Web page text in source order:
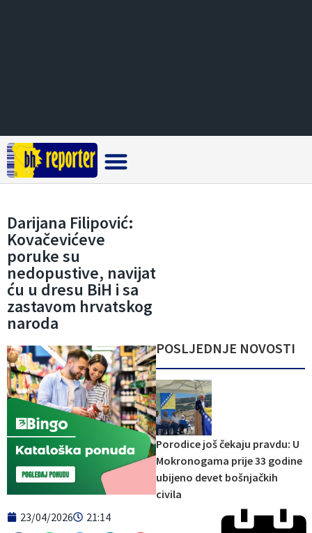
Darijana Filipović:
Kovačevićeve
poruke su
nedopustive, navijat
ću u dresu BiH i sa
zastavom hrvatskog
naroda
23/04/2026 21:14
POSLJEDNJE NOVOSTI
Porodice još čekaju pravdu: U
Mokronogama prije 33 godine
ubijeno devet bošnjačkih
civila